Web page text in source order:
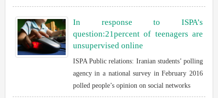
In response to ISPA’s
question:21percent of teenagers are
unsupervised online
ISPA Public relations: Iranian students’ polling
agency in a national survey in February 2016
polled people’s opinion on social networks